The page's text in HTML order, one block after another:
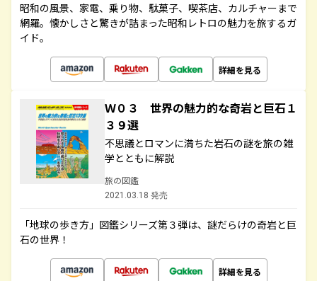
昭和の風景、家電、乗り物、駄菓子、喫茶店、カルチャーまで
網羅。懐かしさと驚きが詰まった昭和レトロの魅力を旅するガ
イド。
詳細を見る
Ｗ０３ 世界の魅力的な奇岩と巨石１
３９選
不思議とロマンに満ちた岩石の謎を旅の雑
学とともに解説
旅の図鑑
2021.03.18 発売
「地球の歩き方」図鑑シリーズ第３弾は、謎だらけの奇岩と巨
石の世界！
詳細を見る